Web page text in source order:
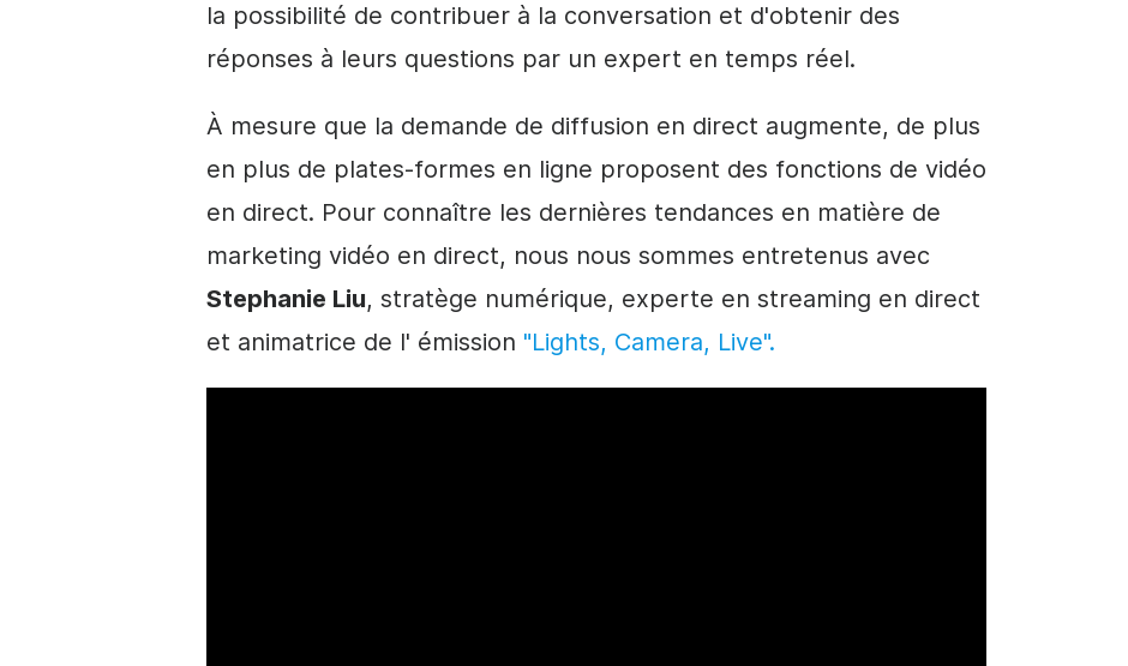
la possibilité de contribuer à la conversation et d'obtenir des
réponses à leurs questions par un expert en temps réel.
À mesure que la demande de diffusion en direct augmente, de plus
en plus de plates-formes en ligne proposent des fonctions de vidéo
en direct. Pour connaître les dernières tendances en matière de
marketing vidéo en direct, nous nous sommes entretenus avec
Stephanie Liu, stratège numérique, experte en streaming en direct
et animatrice de l' émission "Lights, Camera, Live".